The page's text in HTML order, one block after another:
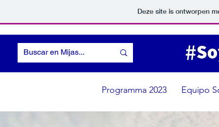
Deze site is ontworpen
Programma 2023 Equipo